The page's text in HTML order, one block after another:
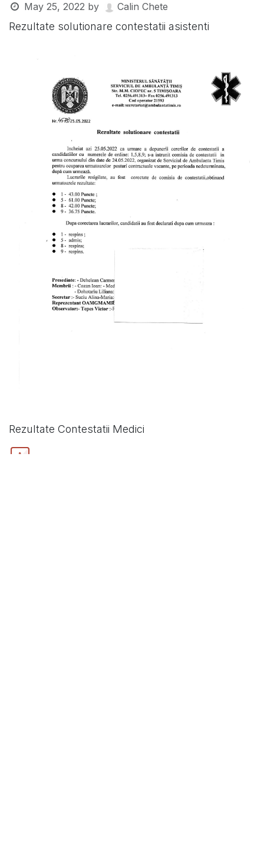
May 25, 2022 by Calin Chete
Rezultate solutionare contestatii asistenti
Rezultate Contestatii Medici